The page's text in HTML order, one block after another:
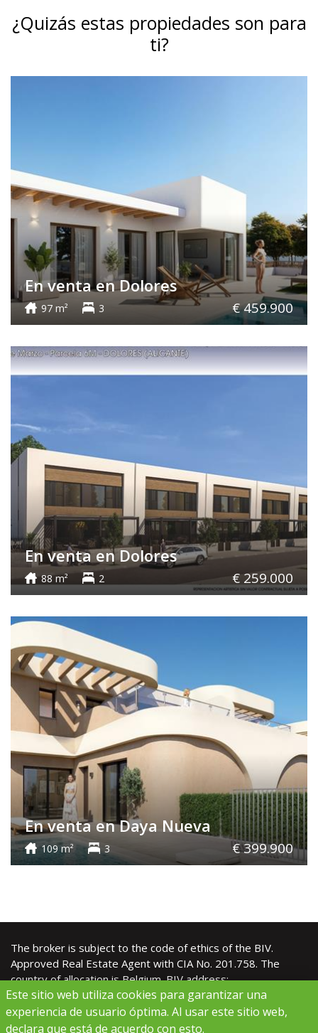
¿Quizás estas propiedades son para
ti?
En venta en Dolores
97 m² 3 € 459.900
En venta en Dolores
88 m² 2 € 259.000
En venta en Daya Nueva
109 m² 3 € 399.900
The broker is subject to the code of ethics of the BIV.
Approved Real Estate Agent with CIA No. 201.758. The
country of allocation is Belgium. BIV address:
Luxemburgstraat 16B, 1000 Brussels. CIA duties: Royal
Decree of 27 September 2006
Este sitio web utiliza cookies para garantizar una
experiencia de usuario óptima. Al usar este sitio web,
declara que está de acuerdo con esto.